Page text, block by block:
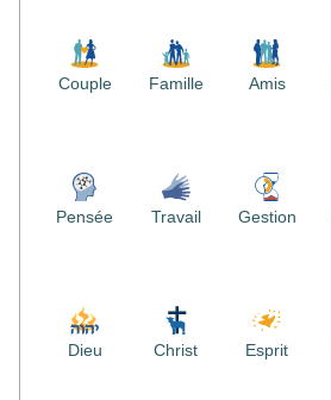
Couple Famille Amis
Pensée Travail Gestion
Dieu Christ Esprit